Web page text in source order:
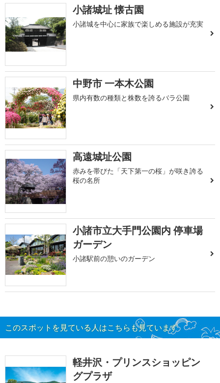
小諸城址 懐古園
小諸城を中心に家族で楽しめる施設が充実
中野市 一本木公園
県内有数の種類と株数を誇るバラ公園
高遠城址公園
赤みを帯びた「天下第一の桜」が咲き誇る
桜の名所
小諸市立大手門公園内 停車場
ガーデン
小諸駅前の憩いのガーデン
このスポットを見ている人はこちらも見ています
軽井沢・プリンスショッピン
グプラザ